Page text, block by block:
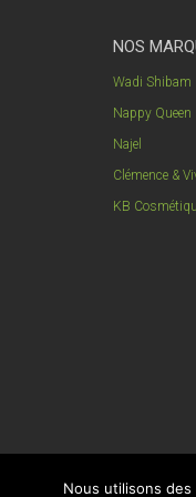
NOS
Wadi Shibam
Nappy Queen
Najel
Clémence &
KB
Nous utilisons